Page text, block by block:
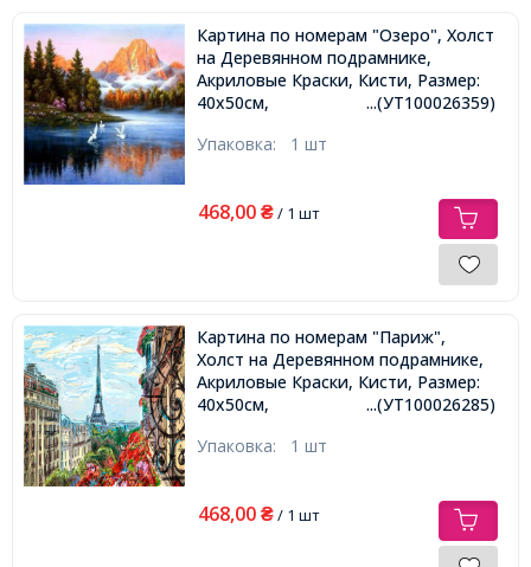
Картина по номерам "Озеро", Холст
на Деревянном подрамнике,
Акриловые Краски, Кисти, Размер:
40х50см,
...(УТ100026359)
Упаковка: 1 шт
468,00 ₴/ 1 шт
Картина по номерам "Париж",
Холст на Деревянном подрамнике,
Акриловые Краски, Кисти, Размер:
40х50см,
...(УТ100026285)
Упаковка: 1 шт
468,00 ₴/ 1 шт